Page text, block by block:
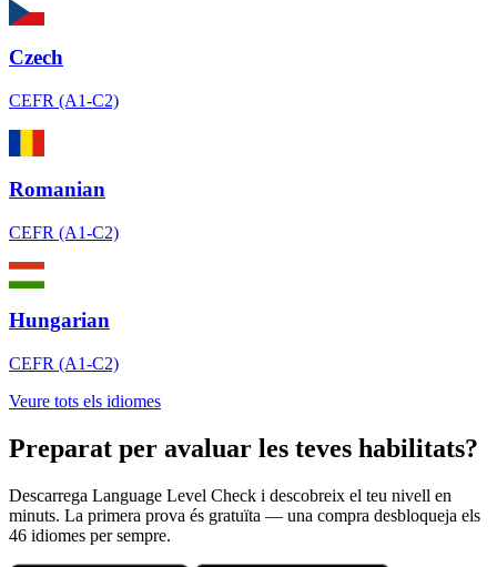
Czech
CEFR (A1-C2)
Romanian
CEFR (A1-C2)
Hungarian
CEFR (A1-C2)
Veure tots els idiomes
Preparat per avaluar les teves habilitats?
Descarrega Language Level Check i descobreix el teu nivell en
minuts. La primera prova és gratuïta — una compra desbloqueja els
46 idiomes per sempre.